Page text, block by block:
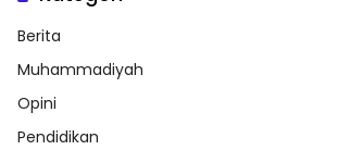
Berita
Muhammadiyah
Opini
Pendidikan